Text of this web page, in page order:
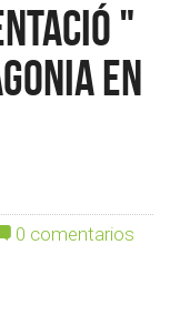
"
en
0 comentarios